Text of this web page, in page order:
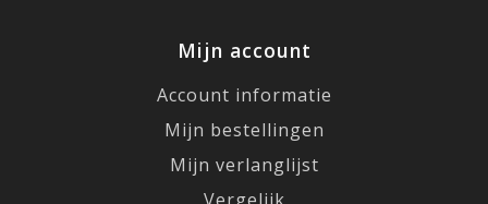
Mijn account
Account informatie
Mijn bestellingen
Mijn verlanglijst